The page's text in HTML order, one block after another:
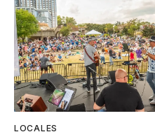
LOCALES